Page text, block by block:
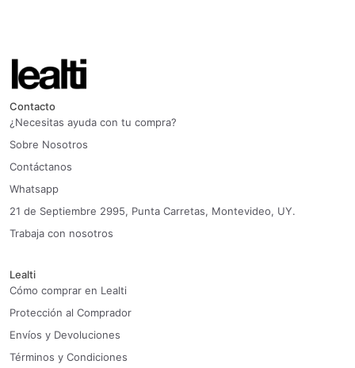
Contacto
¿Necesitas ayuda con tu compra?
Sobre Nosotros
Contáctanos
Whatsapp
21 de Septiembre 2995, Punta Carretas, Montevideo, UY.
Trabaja con nosotros
Lealti
Cómo comprar en Lealti
Protección al Comprador
Envíos y Devoluciones
Términos y Condiciones